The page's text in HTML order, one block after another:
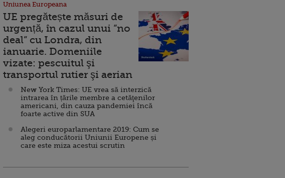
Uniunea Europeana
UE pregătește măsuri de
urgență, în cazul unui ”no
deal” cu Londra, din
ianuarie. Domeniile
vizate: pescuitul şi
transportul rutier şi aerian
New York Times: UE vrea să interzică
intrarea în țările membre a cetăţenilor
americani, din cauza pandemiei încă
foarte active din SUA
Alegeri europarlamentare 2019: Cum se
aleg conducătorii Uniunii Europene și
care este miza acestui scrutin